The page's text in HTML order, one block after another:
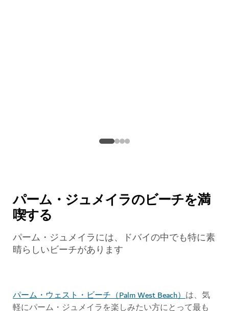
パーム・ジュメイラのビーチを満
喫する
パーム・ジュメイラには、ドバイの中でも特に素
晴らしいビーチがあります
パーム・ウェスト・ビーチ（Palm West Beach）は、気
軽にパーム・ジュメイラを楽しみたい方にとって最も